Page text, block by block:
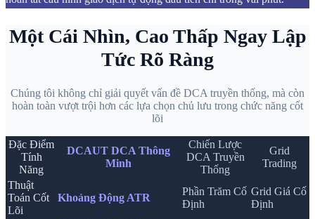
Một Cái Nhìn, Cao Thấp Ngay Lập
Tức Rõ Ràng
Chúng tôi không chỉ giải quyết vấn đề DCA truyền thống, mà còn
hoàn toàn vượt trội hơn các lựa chọn chủ lưu trong chức năng cốt
lõi
Đặc Điểm
Tính
Năng
DCAUT DCA Thông
Minh
Chiến Lược
DCA Truyền
Thống
Grid
Trading
Thuật
Toán Cốt
Lõi
Khoảng Động ATR
Phần Trăm Cố
Định
Grid Giá Cố
Định